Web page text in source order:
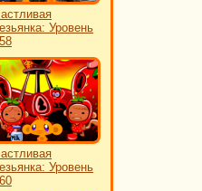
Уровень
Уровень